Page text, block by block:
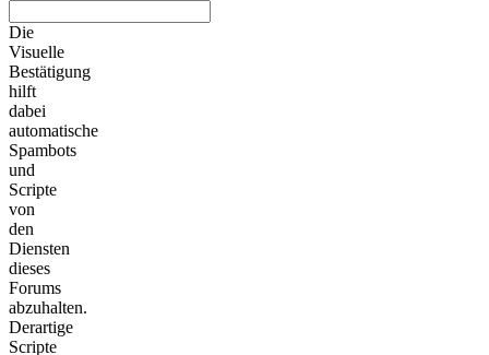
Die
Visuelle
Bestätigung
hilft
dabei
automatische
Spambots
und
Scripte
von
den
Diensten
dieses
Forums
abzuhalten.
Derartige
Scripte